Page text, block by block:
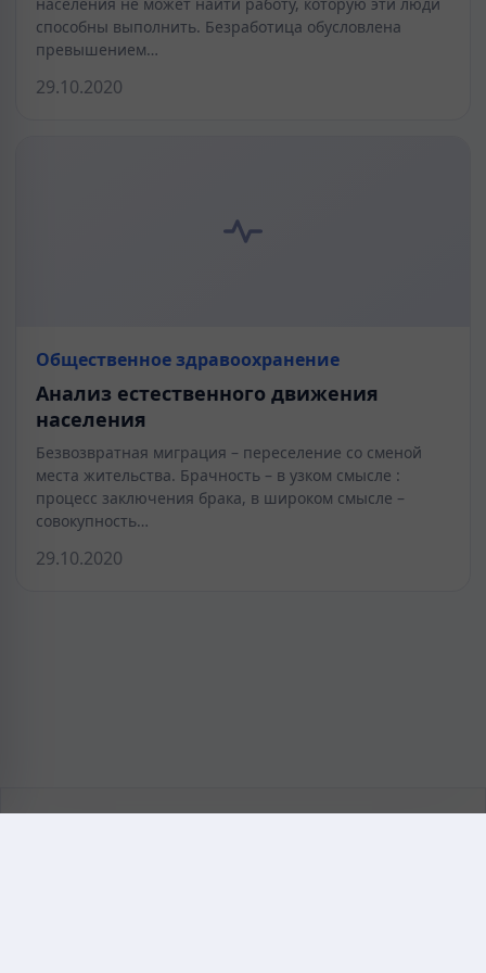
способны выполнить. Безработица обусловлена
превышением…
29.10.2020
Общественное здравоохранение
Анализ естественного движения
населения
Безвозвратная миграция – переселение со сменой
места жительства. Брачность – в узком смысле :
процесс заключения брака, в широком смысле –
совокупность…
29.10.2020
KAZMEDIC.ORG